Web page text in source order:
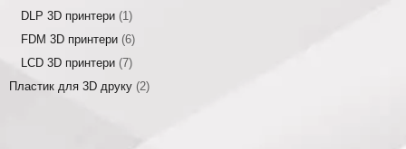
DLP 3D принтери (1)
FDM 3D принтери (6)
LCD 3D принтери (7)
Пластик для 3D друку (2)